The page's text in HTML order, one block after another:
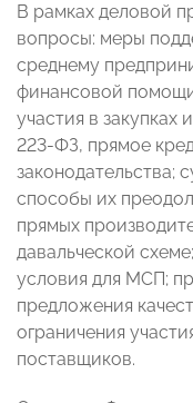
В рамках деловой
вопросы: меры
среднему
финансовой
участия в закупках
223-ФЗ, прямое
законодательства;
способы их
прямых
давальческой
условия для МСП;
предложения
ограничения
поставщиков.